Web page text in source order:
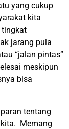
yang cukup
kita
tingkat
jarang pula
“jalan pintas”
meskipun
bisa
tentang
Memang